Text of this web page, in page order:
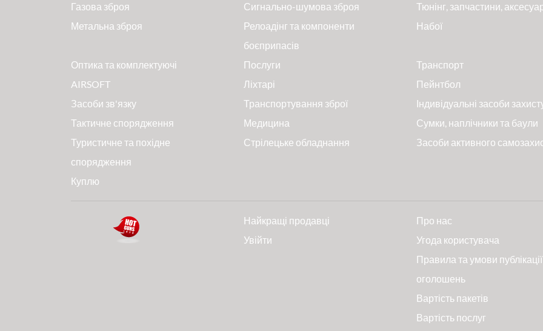
Газова зброя
Сигнально-шумова зброя
Тюнінг, запчастини,
Метальна зброя
Релоадінг та компоненти
боєприпасів
Набої
Оптика та комплектуючі Послуги
Транспорт
AIRSOFT
Ліхтарі
Пейнтбол
Засоби зв'язку
Транспортування зброї
Індивідуальні засоби
Тактичне спорядження
Медицина
Сумки, наплічники та баули
Туристичне та похідне
спорядження
Стрілецьке обладнання Засоби активного
Куплю
Найкращі продавці
Увійти
Про нас
Угода користувача
Правила та умови публікації
оголошень
Вартість пакетів
Вартість послуг